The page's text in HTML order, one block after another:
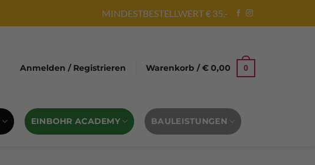
MINDESTBESTELLWERT € 35,-
Anmelden / Registrieren Warenkorb /€ 0,00 0
EINBOHR ACADEMY BAULEISTUNGEN